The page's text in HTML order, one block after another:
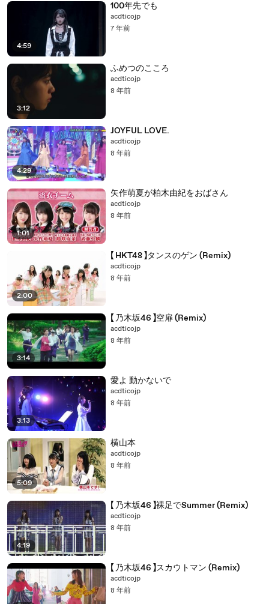
4:59
100年先でも
acdticojp
7 年前
3:12
ふめつのこころ
acdticojp
8 年前
4:29
JOYFUL LOVE.
acdticojp
8 年前
1:01
矢作萌夏が柏木由紀をおばさん
acdticojp
8 年前
2:00
【 HKT48 】タンスのゲン (Remix)
acdticojp
8 年前
3:14
【 乃木坂46 】空扉 (Remix)
acdticojp
8 年前
3:13
愛よ 動かないで
acdticojp
8 年前
5:09
横山本
acdticojp
8 年前
4:19
【 乃木坂46 】裸足でSummer (Remix)
acdticojp
8 年前
【 乃木坂46 】スカウトマン (Remix)
acdticojp
8 年前